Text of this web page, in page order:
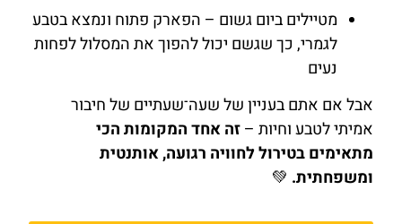
מטיילים ביום גשום – הפארק פתוח ונמצא בטבע
לגמרי, כך שגשם יכול להפוך את המסלול לפחות
נעים
אבל אם אתם בעניין של שעה־שעתיים של חיבור
אמיתי לטבע וחיות –זה אחד המקומות הכי
מתאימים בטירול לחוויה רגועה, אותנטית
ומשפחתית. 💚